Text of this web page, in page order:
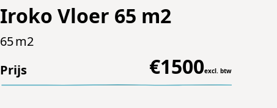
Iroko Vloer 65 m2
65m2
Prijs
€1500excl. btw